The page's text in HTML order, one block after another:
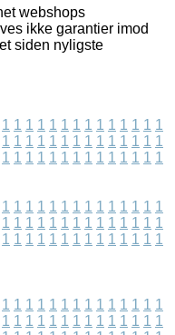
webshops
ikke garantier imod
siden nyligste
1 1 1 1 1 1 1 1 1 1 1 1 1 1
1 1 1 1 1 1 1 1 1 1 1 1 1 1
1 1 1 1 1 1 1 1 1 1 1 1 1 1
1 1 1 1 1 1 1 1 1 1 1 1 1 1
1 1 1 1 1 1 1 1 1 1 1 1 1 1
1 1 1 1 1 1 1 1 1 1 1 1 1 1
1 1 1 1 1 1 1 1 1 1 1 1 1 1
1 1 1 1 1 1 1 1 1 1 1 1 1 1